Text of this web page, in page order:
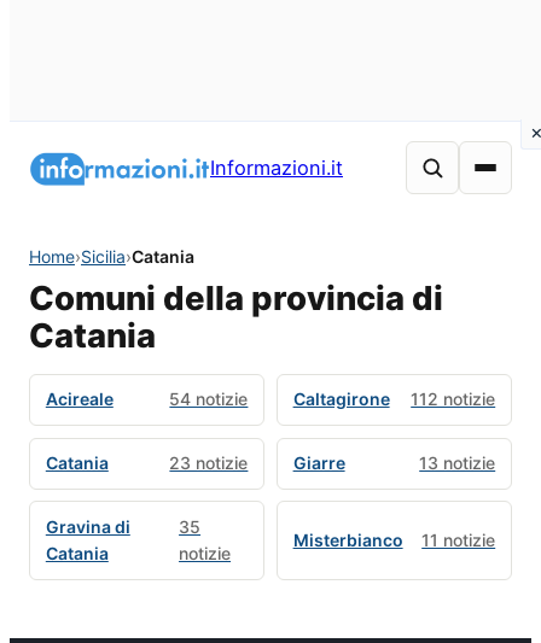
Informazioni.it
Home›Sicilia›Catania
Comuni della provincia di
Catania
Acireale 54 notizie Caltagirone 112 notizie
Catania 23 notizie Giarre 13 notizie
Gravina di
Catania
35
notizie
Misterbianco 11 notizie